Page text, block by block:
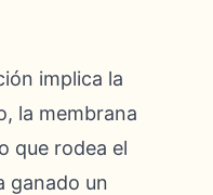
implica la
la membrana
que rodea el
ganado un